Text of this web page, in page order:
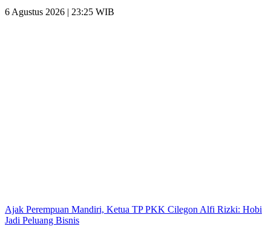
6 Agustus 2026 | 23:25 WIB
Ajak Perempuan Mandiri, Ketua TP PKK Cilegon Alfi Rizki: Hobi
Jadi Peluang Bisnis